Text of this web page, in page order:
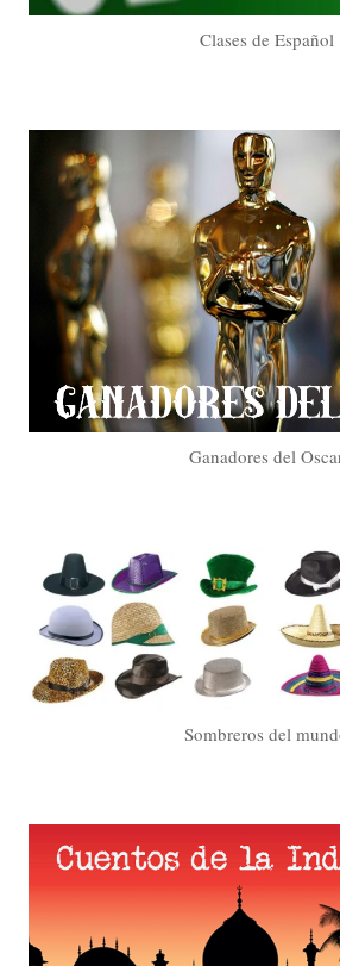
Clases de Español
Ganadores del
Sombreros del